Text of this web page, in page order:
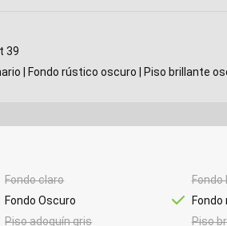
39
| Fondo rústico oscuro | Piso brillante
Fondo claro
Fondo
Fondo Oscuro
Piso adoquín gris
Piso